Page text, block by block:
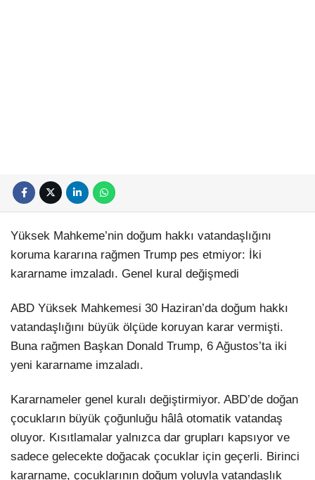
Yüksek Mahkeme’nin doğum hakkı vatandaşlığını
koruma kararına rağmen Trump pes etmiyor: İki
kararname imzaladı. Genel kural değişmedi
ABD Yüksek Mahkemesi 30 Haziran’da doğum hakkı
vatandaşlığını büyük ölçüde koruyan karar vermişti.
Buna rağmen Başkan Donald Trump, 6 Ağustos’ta iki
yeni kararname imzaladı.
Kararnameler genel kuralı değiştirmiyor. ABD’de doğan
çocukların büyük çoğunluğu hâlâ otomatik vatandaş
oluyor. Kısıtlamalar yalnızca dar grupları kapsıyor ve
sadece gelecekte doğacak çocuklar için geçerli. Birinci
kararname, çocuklarının doğum yoluyla vatandaşlık